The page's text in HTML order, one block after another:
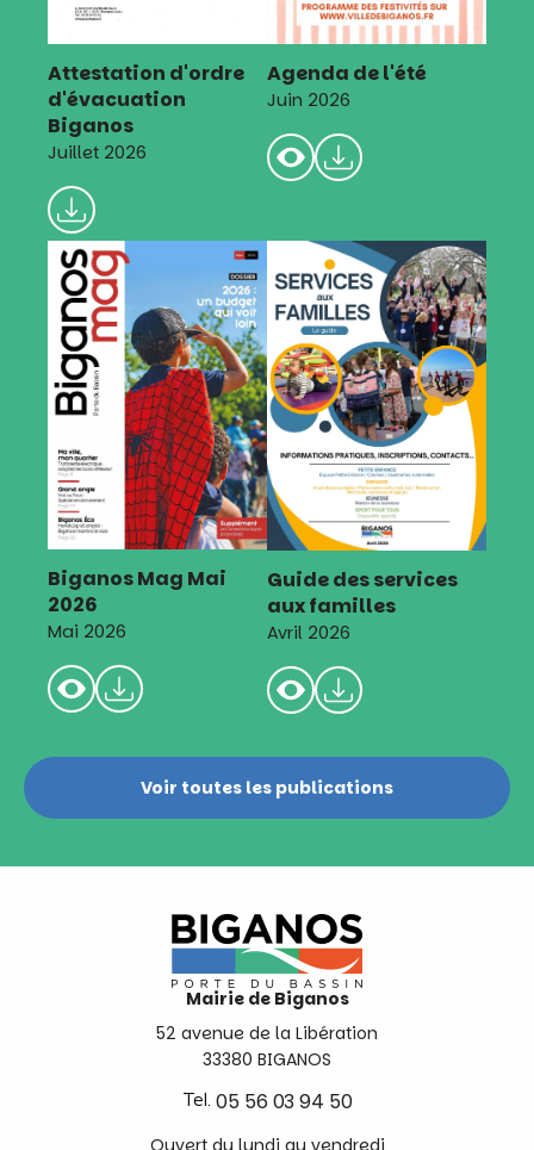
Attestation d'ordre
d'évacuation
Biganos
Juillet 2026
Agenda de l'été
Juin 2026
Biganos Mag Mai
2026
Mai 2026
Guide des services
aux familles
Avril 2026
Voir toutes les publications
Mairie de Biganos
52 avenue de la Libération
33380 BIGANOS
Tel. 05 56 03 94 50